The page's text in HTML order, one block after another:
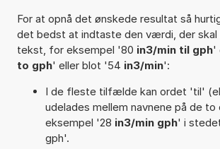
For at opnå det ønskede resultat så
det bedst at indtaste den værdi, der skal
tekst, for eksempel '80 in3/min til gph'
to gph' eller blot '54 in3/min':
I de fleste tilfælde kan ordet 'til'
udelades mellem navnene på de to
eksempel '28 in3/min gph' i
gph'.